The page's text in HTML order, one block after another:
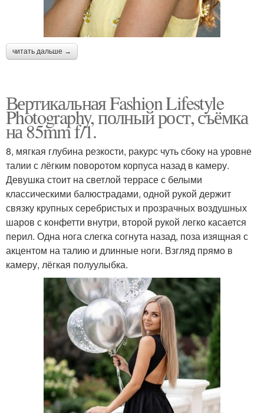
читать дальше →
Вертикальная Fashion Lifestyle
Photography, полный рост, съёмка
на 85mm f/1.
8, мягкая глубина резкости, ракурс чуть сбоку на уровне
талии с лёгким поворотом корпуса назад в камеру.
Девушка стоит на светлой террасе с белыми
классическими балюстрадами, одной рукой держит
связку крупных серебристых и прозрачных воздушных
шаров с конфетти внутри, второй рукой легко касается
перил. Одна нога слегка согнута назад, поза изящная с
акцентом на талию и длинные ноги. Взгляд прямо в
камеру, лёгкая полуулыбка.